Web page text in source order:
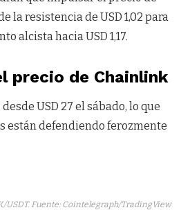
la resistencia de USD 1,02 para
alcista hacia USD 1,17.
precio de Chainlink
desde USD 27 el sábado, lo que
están defendiendo ferozmente
USDT. Fuente: Cointelegraph/TradingView